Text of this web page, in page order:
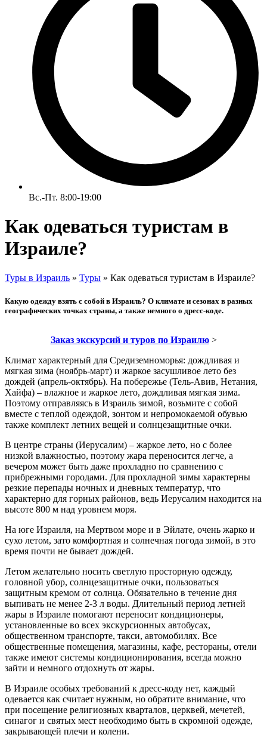
Вс.-Пт. 8:00-19:00
Как одеваться туристам в
Израиле?
Туры в Израиль » Туры » Как одеваться туристам в Израиле?
Какую одежду взять с собой в Израиль? О климате и сезонах в разных
географических точках страны, а также немного о дресс-коде.
Заказ экскурсий и туров по Израилю>
Климат характерный для Средиземноморья: дождливая и
мягкая зима (ноябрь-март) и жаркое засушливое лето без
дождей (апрель-октябрь). На побережье (Тель-Авив, Нетания,
Хайфа) – влажное и жаркое лето, дождливая мягкая зима.
Поэтому отправляясь в Израиль зимой, возьмите с собой
вместе с теплой одеждой, зонтом и непромокаемой обувью
также комплект летних вещей и солнцезащитные очки.
В центре страны (Иерусалим) – жаркое лето, но с более
низкой влажностью, поэтому жара переносится легче, а
вечером может быть даже прохладно по сравнению с
прибрежными городами. Для прохладной зимы характерны
резкие перепады ночных и дневных температур, что
характерно для горных районов, ведь Иерусалим находится на
высоте 800 м над уровнем моря.
На юге Израиля, на Мертвом море и в Эйлате, очень жарко и
сухо летом, зато комфортная и солнечная погода зимой, в это
время почти не бывает дождей.
Летом желательно носить светлую просторную одежду,
головной убор, солнцезащитные очки, пользоваться
защитным кремом от солнца. Обязательно в течение дня
выпивать не менее 2-3 л воды. Длительный период летней
жары в Израиле помогают переносит кондиционеры,
установленные во всех экскурсионных автобусах,
общественном транспорте, такси, автомобилях. Все
общественные помещения, магазины, кафе, рестораны, отели
также имеют системы кондиционирования, всегда можно
зайти и немного отдохнуть от жары.
В Израиле особых требований к дресс-коду нет, каждый
одевается как считает нужным, но обратите внимание, что
при посещение религиозных кварталов, церквей, мечетей,
синагог и святых мест необходимо быть в скромной одежде,
закрывающей плечи и колени.